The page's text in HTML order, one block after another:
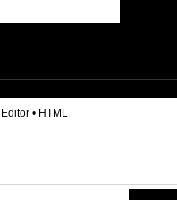
Editor • HTML